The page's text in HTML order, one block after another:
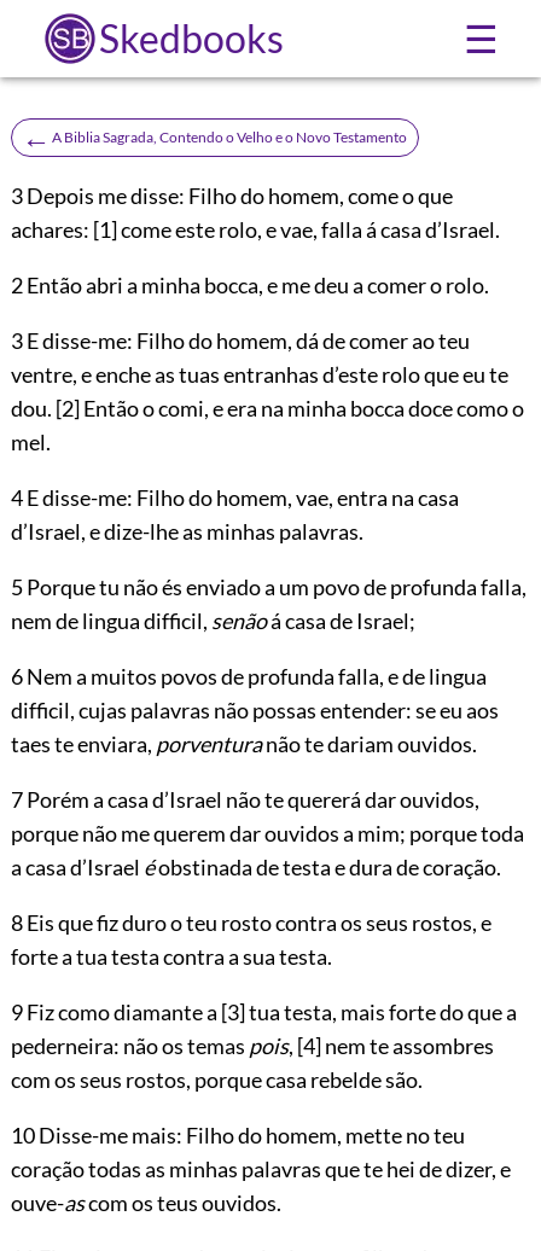
Skedbooks ☰
← A Biblia Sagrada, Contendo o Velho e o Novo Testamento
3Depois me disse: Filho do homem, come o que
achares: [1]come este rolo, e vae, falla á casa d’Israel.
2 Então abri a minha bocca, e me deu a comer o rolo.
3 E disse-me: Filho do homem, dá de comer ao teu
ventre, e enche as tuas entranhas d’este rolo que eu te
dou. [2]Então o comi, e era na minha bocca doce como o
mel.
4 E disse-me: Filho do homem, vae, entra na casa
d’Israel, e dize-lhe as minhas palavras.
5 Porque tu não és enviado a um povo de profunda falla,
nem de lingua difficil, senãoá casa de Israel;
6 Nem a muitos povos de profunda falla, e de lingua
difficil, cujas palavras não possas entender: se eu aos
taes te enviara, porventuranão te dariam ouvidos.
7 Porém a casa d’Israel não te quererá dar ouvidos,
porque não me querem dar ouvidos a mim; porque toda
a casa d’Israel éobstinada de testa e dura de coração.
8 Eis que fiz duro o teu rosto contra os seus rostos, e
forte a tua testa contra a sua testa.
9 Fiz como diamante a [3]tua testa, mais forte do que a
pederneira: não os temas pois, [4]nem te assombres
com os seus rostos, porque casa rebelde são.
10 Disse-me mais: Filho do homem, mette no teu
coração todas as minhas palavras que te hei de dizer, e
ouve-ascom os teus ouvidos.